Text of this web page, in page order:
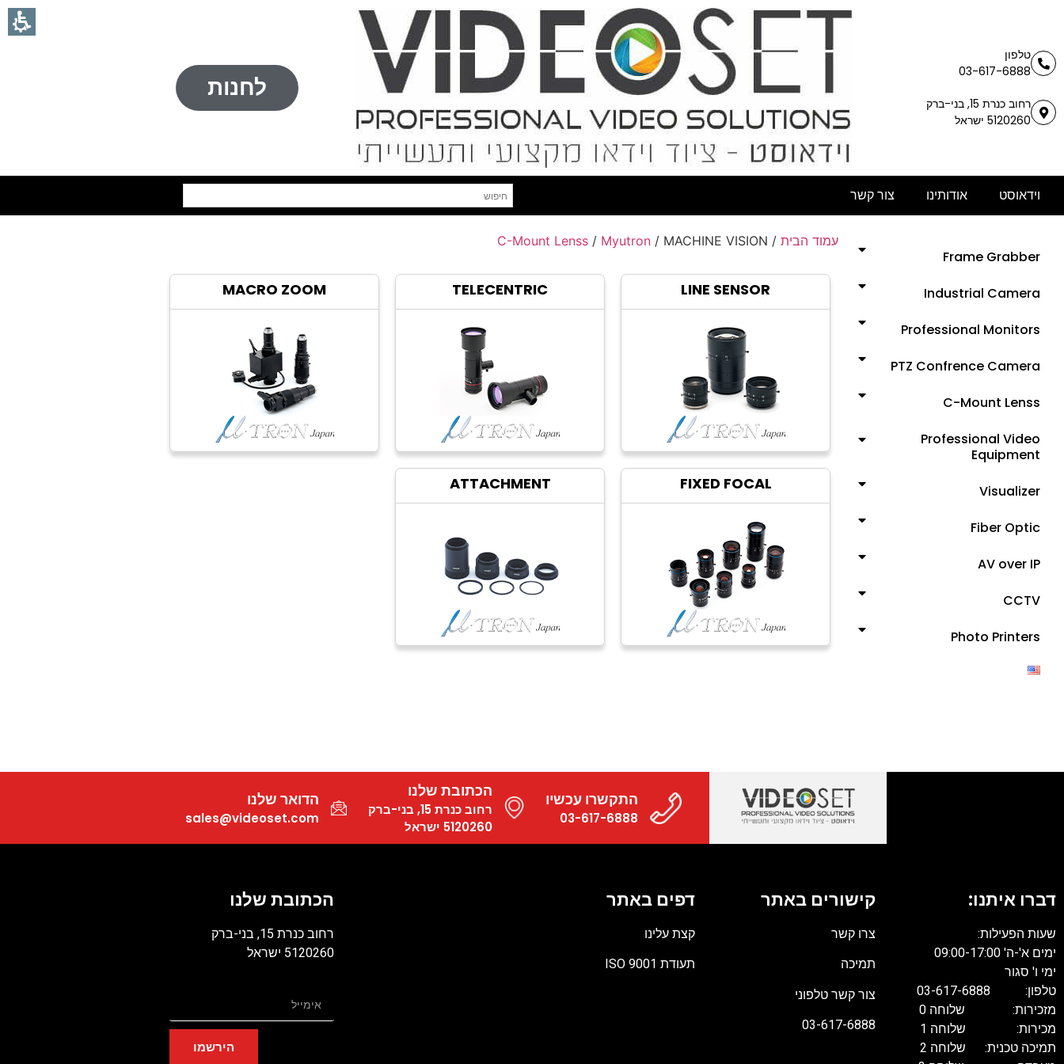
טלפון
03-617-6888
רחוב כנרת 15, בני-ברק
5120260 ישראל
לחנות
וידאוסט אודותינו צור קשר
Frame Grabber
Industrial Camera
Professional Monitors
PTZ Confrence Camera
C-Mount Lenss
Professional Video
Equipment
Visualizer
Fiber Optic
AV over IP
CCTV
Photo Printers
עמוד הבית /
C-Mount Lenss / Myutron / MACHINE VISION
LINE SENSOR
TELECENTRIC
MACRO ZOOM
FIXED FOCAL
ATTACHMENT
התקשרו עכשיו
03-617-6888
הכתובת שלנו
רחוב כנרת 15, בני-ברק
5120260 ישראל
הדואר שלנו
sales@videoset.com
דברו איתנו:
שעות הפעילות:
ימים א'-ה' 09:00-17:00
ימי ו' סגור
טלפון: 03-617-6888
מזכירות: שלוחה 0
מכירות: שלוחה 1
תמיכה טכנית: שלוחה 2
קישורים באתר
צרו קשר
תמיכה
צור קשר טלפוני
03-617-6888
דפים באתר
קצת עלינו
תעודת ISO 9001
הכתובת שלנו
רחוב כנרת 15, בני-ברק
5120260 ישראל
הירשמו